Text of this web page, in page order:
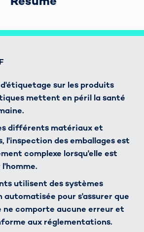
sur les produits
mettent en péril la santé
différents matériaux et
l'inspection des emballages est
complexe lorsqu'elle est
utilisent des systèmes
automatisée pour s'assurer que
ne comporte aucune erreur et
aux réglementations.